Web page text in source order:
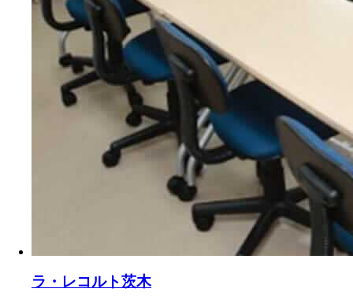
ラ・レコルト茨木